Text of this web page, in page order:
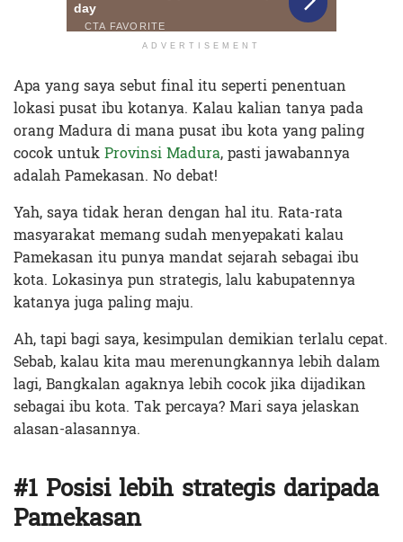
ADVERTISEMENT
Apa yang saya sebut final itu seperti penentuan
lokasi pusat ibu kotanya. Kalau kalian tanya pada
orang Madura di mana pusat ibu kota yang paling
cocok untukProvinsi Madura, pasti jawabannya
adalahPamekasan. No debat!
Yah, saya tidak heran dengan hal itu. Rata-rata
masyarakat memang sudah menyepakati kalau
Pamekasan itu punya mandat sejarah sebagai ibu
kota. Lokasinya pun strategis, lalu kabupatennya
katanya juga paling maju.
Ah, tapi bagi saya, kesimpulan demikian terlalu cepat.
Sebab, kalau kita mau merenungkannya lebih dalam
lagi, Bangkalan agaknya lebih cocok jika dijadikan
sebagai ibu kota. Tak percaya? Mari saya jelaskan
alasan-alasannya.
#1 Posisi lebih strategis daripada
Pamekasan